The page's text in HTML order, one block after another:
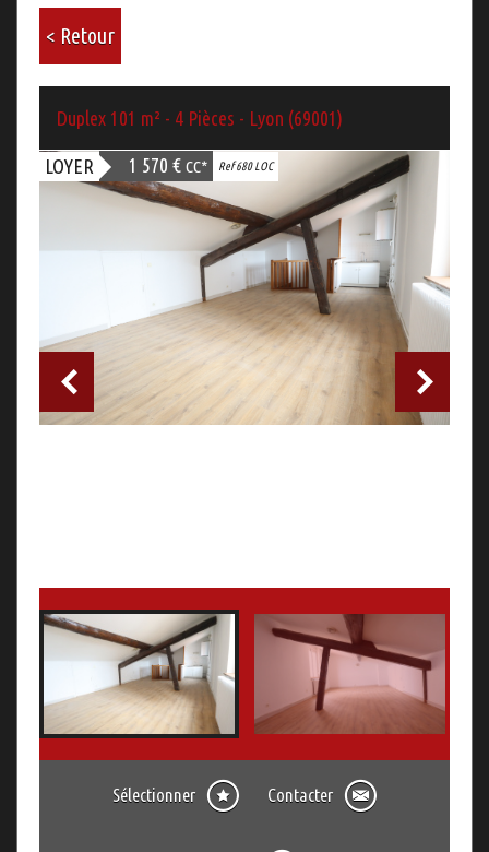
< Retour
Duplex 101 m² - 4 Pièces - Lyon (69001)
LOYER 1 570 € CC* Ref 680 LOC
Sélectionner Contacter